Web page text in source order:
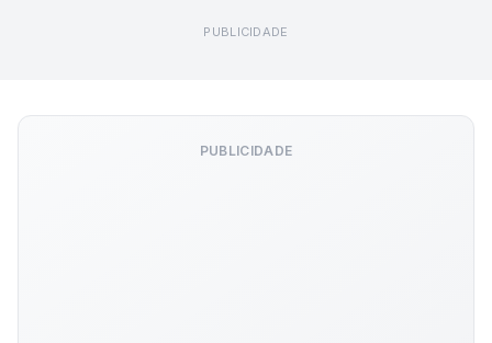
PUBLICIDADE
PUBLICIDADE